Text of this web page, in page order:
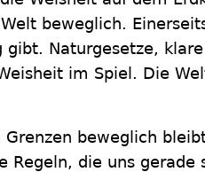
beweglich.
Naturgesetze,
im Spiel. Die
beweglich
die uns gerade